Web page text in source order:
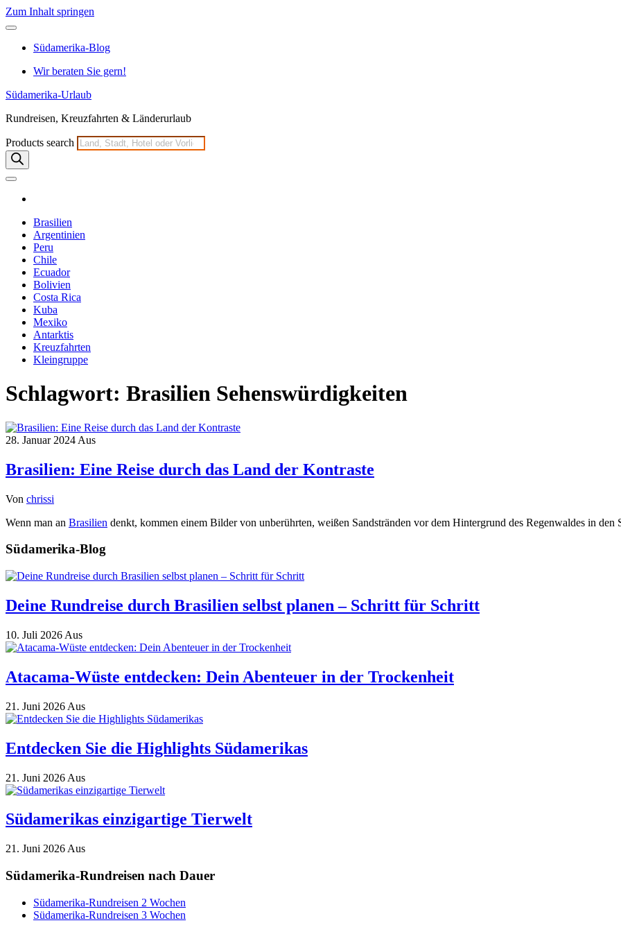
Zum Inhalt springen
Südamerika-Blog
Wir beraten Sie gern!
Südamerika-Urlaub
Rundreisen, Kreuzfahrten & Länderurlaub
Products search
Brasilien
Argentinien
Peru
Chile
Ecuador
Bolivien
Costa Rica
Kuba
Mexiko
Antarktis
Kreuzfahrten
Kleingruppe
Schlagwort: Brasilien Sehenswürdigkeiten
28. Januar 2024 Aus
Brasilien: Eine Reise durch das Land der Kontraste
Von chrissi
Wenn man an Brasilien denkt, kommen einem Bilder von unberührten, weißen Sandstränden vor dem Hintergrund des Regenwaldes in
Südamerika-Blog
Deine Rundreise durch Brasilien selbst planen – Schritt für Schritt
10. Juli 2026 Aus
Atacama-Wüste entdecken: Dein Abenteuer in der Trockenheit
21. Juni 2026 Aus
Entdecken Sie die Highlights Südamerikas
21. Juni 2026 Aus
Südamerikas einzigartige Tierwelt
21. Juni 2026 Aus
Südamerika-Rundreisen nach Dauer
Südamerika-Rundreisen 2 Wochen
Südamerika-Rundreisen 3 Wochen